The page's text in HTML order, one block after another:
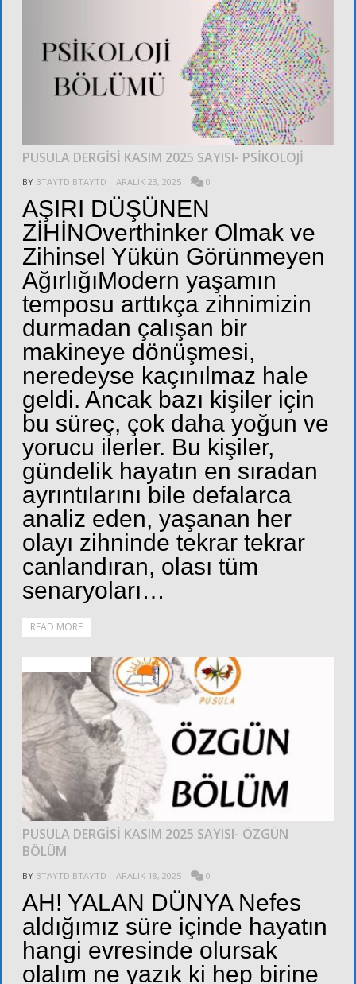
PUSULA DERGİSİ KASIM 2025 SAYISI- PSİKOLOJİ
BY BTAYTD BTAYTD ARALIK 23, 2025 0
AŞIRI DÜŞÜNEN
ZİHİNOverthinker Olmak ve
Zihinsel Yükün Görünmeyen
AğırlığıModern yaşamın
temposu arttıkça zihnimizin
durmadan çalışan bir
makineye dönüşmesi,
neredeyse kaçınılmaz hale
geldi. Ancak bazı kişiler için
bu süreç, çok daha yoğun ve
yorucu ilerler. Bu kişiler,
gündelik hayatın en sıradan
ayrıntılarını bile defalarca
analiz eden, yaşanan her
olayı zihninde tekrar tekrar
canlandıran, olası tüm
senaryoları…
READ MORE
PUSULA DERGİSİ KASIM 2025 SAYISI- ÖZGÜN
BÖLÜM
BY BTAYTD BTAYTD ARALIK 18, 2025 0
AH! YALAN DÜNYA Nefes
aldığımız süre içinde hayatın
hangi evresinde olursak
olalım ne yazık ki hep birine